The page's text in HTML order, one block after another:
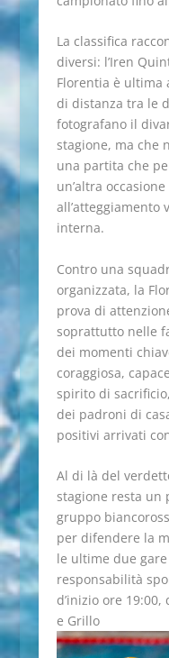
La classifica
diversi: l’Iren
Florentia è ultima
di distanza tra le
fotografano il
stagione, ma che
una partita che
un’altra
all’atteggiamento
interna.
Contro una
organizzata, la
prova di
soprattutto nelle
dei momenti
coraggiosa,
spirito di
dei padroni di
positivi arrivati
Al di là del
stagione resta un
gruppo
per difendere la
le ultime due gare
responsabilità
d’inizio ore
e Grillo